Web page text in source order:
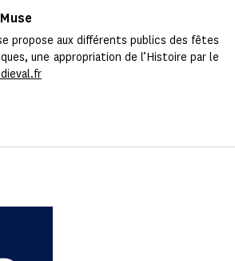
propose aux différents publics des fêtes
une appropriation de l’Histoire par le